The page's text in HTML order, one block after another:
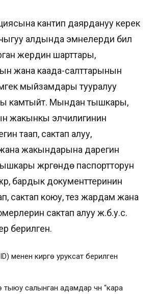
кантип даярдануу керек
алдында эмнелерди билүү
жердин шарттары,
жана каада-салттарынын
мыйзамдары тууралуу
камтыйт. Мындан тышкары,
жакынкы элчилигинин
таап, сактап алуу,
жакындарына дарегин
тышкары жүргөндө паспортторун
бардык документтеринин
сактап коюу, тез жардам жана
сактап алуу ж.б.у.с.
берилген.
менен кирүүгө уруксат берилген
тыюу салынган адамдар үчүн “кара